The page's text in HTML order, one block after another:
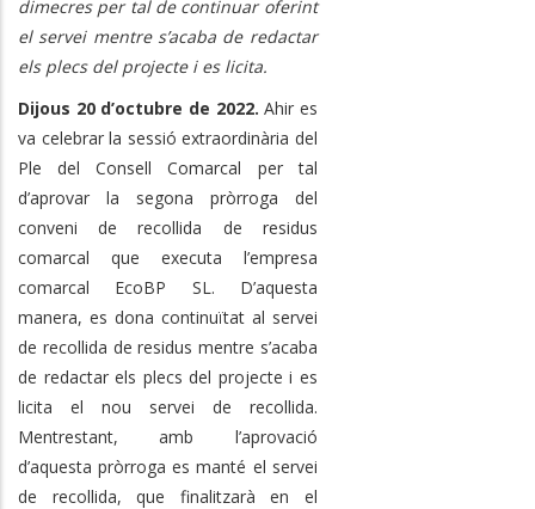
dimecres per tal de continuar oferint
el servei mentre s’acaba de redactar
els plecs del projecte i es licita.
Dijous 20 d’octubre de 2022. Ahir es
va celebrar la sessió extraordinària del
Ple del Consell Comarcal per tal
d’aprovar la segona pròrroga del
conveni de recollida de residus
comarcal que executa l’empresa
comarcal EcoBP SL. D’aquesta
manera, es dona continuïtat al servei
de recollida de residus mentre s’acaba
de redactar els plecs del projecte i es
licita el nou servei de recollida.
Mentrestant, amb l’aprovació
d’aquesta pròrroga es manté el servei
de recollida, que finalitzarà en el